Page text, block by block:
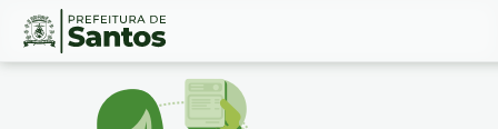
Ir
Conteúdo